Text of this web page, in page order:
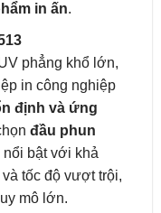
in ấn.
phẳng khổ lớn,
in công nghiệp
định và ứng
đầu phun
nổi bật với khả
tốc độ vượt trội,
mô lớn.